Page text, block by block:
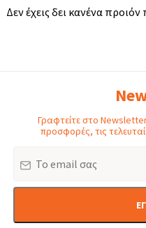
Δεν έχεις δει κανένα
Γραφτείτε στο
προσφορές, τις